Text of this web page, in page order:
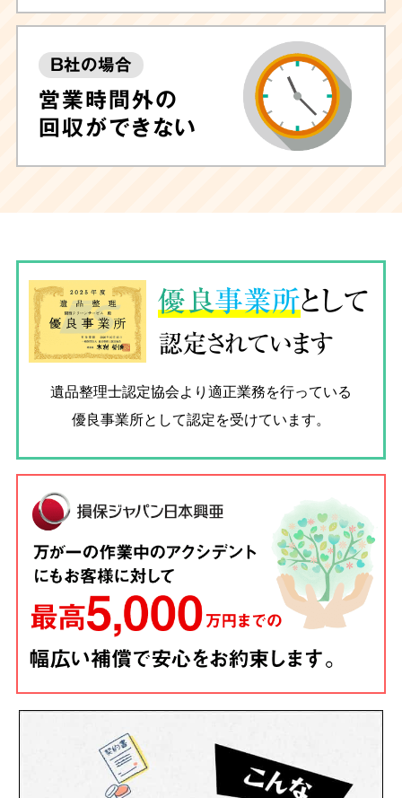
B社の場合
営業時間外の
回収ができない
優良事業所として
認定されています
遺品整理士認定協会より適正業務を行っている
優良事業所として認定を受けています。